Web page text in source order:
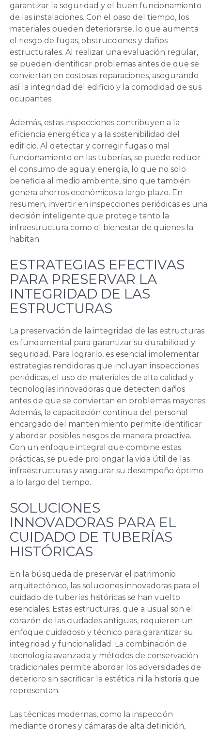
garantizar la seguridad y el buen funcionamiento
de las instalaciones. Con el paso del tiempo, los
materiales pueden deteriorarse, lo que aumenta
el riesgo de fugas, obstrucciones y daños
estructurales. Al realizar una evaluación regular,
se pueden identificar problemas antes de que se
conviertan en costosas reparaciones, asegurando
así la integridad del edificio y la comodidad de sus
ocupantes.
Además, estas inspecciones contribuyen a la
eficiencia energética y a la sostenibilidad del
edificio. Al detectar y corregir fugas o mal
funcionamiento en las tuberías, se puede reducir
el consumo de agua y energía, lo que no solo
beneficia al medio ambiente, sino que también
genera ahorros económicos a largo plazo. En
resumen, invertir en inspecciones periódicas es una
decisión inteligente que protege tanto la
infraestructura como el bienestar de quienes la
habitan.
ESTRATEGIAS EFECTIVAS
PARA PRESERVAR LA
INTEGRIDAD DE LAS
ESTRUCTURAS
La preservación de la integridad de las estructuras
es fundamental para garantizar su durabilidad y
seguridad. Para lograrlo, es esencial implementar
estrategias rendidoras que incluyan inspecciones
periódicas, el uso de materiales de alta calidad y
tecnologías innovadoras que detecten daños
antes de que se conviertan en problemas mayores.
Además, la capacitación continua del personal
encargado del mantenimiento permite identificar
y abordar posibles riesgos de manera proactiva.
Con un enfoque integral que combine estas
prácticas, se puede prolongar la vida útil de las
infraestructuras y asegurar su desempeño óptimo
a lo largo del tiempo.
SOLUCIONES
INNOVADORAS PARA EL
CUIDADO DE TUBERÍAS
HISTÓRICAS
En la búsqueda de preservar el patrimonio
arquitectónico, las soluciones innovadoras para el
cuidado de tuberías históricas se han vuelto
esenciales. Estas estructuras, que a usual son el
corazón de las ciudades antiguas, requieren un
enfoque cuidadoso y técnico para garantizar su
integridad y funcionalidad. La combinación de
tecnología avanzada y métodos de conservación
tradicionales permite abordar los adversidades de
deterioro sin sacrificar la estética ni la historia que
representan.
Las técnicas modernas, como la inspección
mediante drones y cámaras de alta definición,